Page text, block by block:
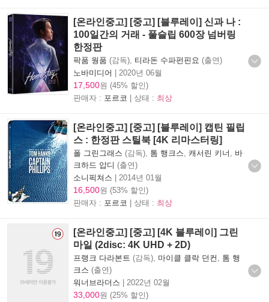
[온라인중고] [중고] [블루레이] 신과 나 :
100일간의 거래 - 풀슬립 600장 넘버링
한정판
팍품 웡품 (감독), 티라돈 수파펀핀요 (출연)
노바미디어 | 2020년 06월
17,500원 (45% 할인)
판매자 : 포르코 | 상태 : 최상
[온라인중고] [중고] [블루레이] 캡틴 필립
스 : 한정판 스틸북 [4K 리마스터링]
폴 그린그래스 (감독), 톰 행크스 캐서린 키너
바
크하드 압디 (출연)
소니픽쳐스 | 2014년 01월
16,500원 (53% 할인)
판매자 : 포르코 | 상태 : 최상
[온라인중고] [중고] [4K 블루레이] 그린
마일 (2disc: 4K UHD + 2D)
프랭크 다라본트 (감독), 마이클 클락 던컨
톰 행
크스 (출연)
워너브라더스 | 2022년 02월
33,000원 (25% 할인)